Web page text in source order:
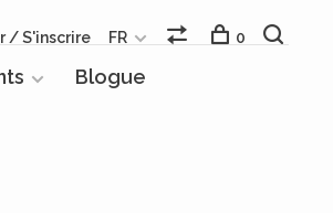
Blogue
/ S'inscrire FR 0